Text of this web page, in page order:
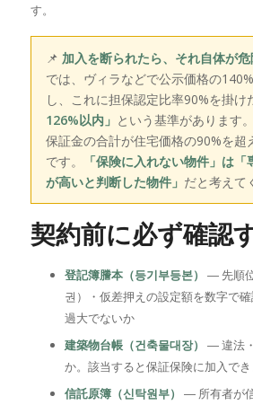
す。
📌 加入を断られたら、それ自体が危
では、ヴィラなどで公示価格の
し、これに担保認定比率90%を掛け
126%以内」 という基準があります
保証金の合計が住宅価格の90%を超
です。
「保険に入れない物件」は
が高いと判断した物件」 だと考えて
契約前に必ず確認
登記簿謄本（등기부등본）
― 先順
권）・仮差押えの設定額を数字で
過大でないか
建築物台帳（건축물대장）
― 違法
か。該当すると保証保険に加入で
信託原簿（신탁원부）
― 所有者が